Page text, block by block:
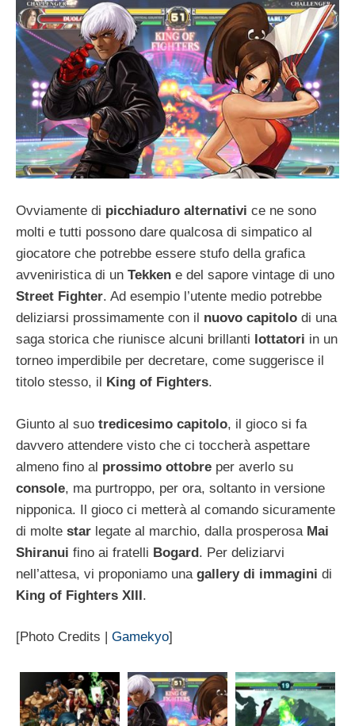
Ovviamente di picchiaduro alternativi ce ne sono
molti e tutti possono dare qualcosa di simpatico al
giocatore che potrebbe essere stufo della grafica
avveniristica di un Tekken e del sapore vintage di uno
Street Fighter. Ad esempio l’utente medio potrebbe
deliziarsi prossimamente con il nuovo capitolo di una
saga storica che riunisce alcuni brillanti lottatori in un
torneo imperdibile per decretare, come suggerisce il
titolo stesso, il King of Fighters.
Giunto al suo tredicesimo capitolo, il gioco si fa
davvero attendere visto che ci toccherà aspettare
almeno fino al prossimo ottobre per averlo su
console, ma purtroppo, per ora, soltanto in versione
nipponica. Il gioco ci metterà al comando sicuramente
di molte star legate al marchio, dalla prosperosa Mai
Shiranui fino ai fratelli Bogard. Per deliziarvi
nell’attesa, vi proponiamo una gallery di immagini di
King of Fighters XIII.
[Photo Credits | Gamekyo]